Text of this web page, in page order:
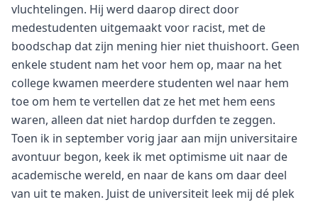
vluchtelingen. Hij werd daarop direct door
medestudenten uitgemaakt voor racist, met de
boodschap dat zijn mening hier niet thuishoort. Geen
enkele student nam het voor hem op, maar na het
college kwamen meerdere studenten wel naar hem
toe om hem te vertellen dat ze het met hem eens
waren, alleen dat niet hardop durfden te zeggen.
Toen ik in september vorig jaar aan mijn universitaire
avontuur begon, keek ik met optimisme uit naar de
academische wereld, en naar de kans om daar deel
van uit te maken. Juist de universiteit leek mij dé plek